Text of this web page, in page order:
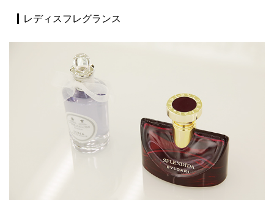
レディスフレグランス